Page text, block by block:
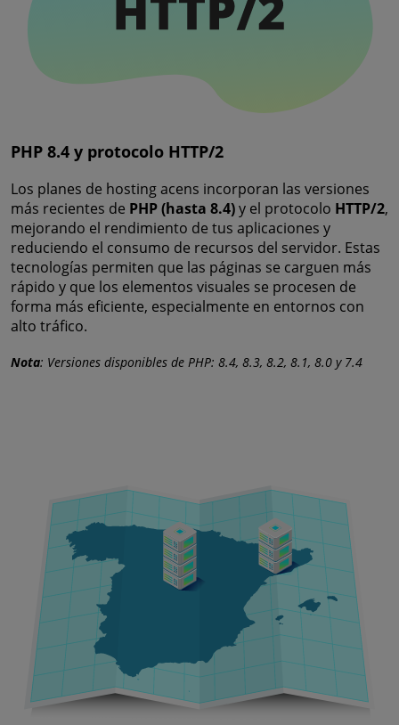
PHP 8.4 y protocolo HTTP/2
Los planes de hosting acens incorporan las versiones
más recientes de PHP (hasta 8.4)y el protocolo HTTP/2,
mejorando el rendimiento de tus aplicaciones y
reduciendo el consumo de recursos del servidor. Estas
tecnologías permiten que las páginas se carguen más
rápido y que los elementos visuales se procesen de
forma más eficiente, especialmente en entornos con
alto tráfico.
Nota: Versiones disponibles de PHP: 8.4, 8.3, 8.2, 8.1, 8.0 y 7.4